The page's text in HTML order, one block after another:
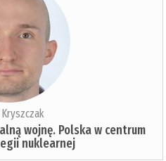
Kryszczak
wojnę. Polska w centrum
nuklearnej